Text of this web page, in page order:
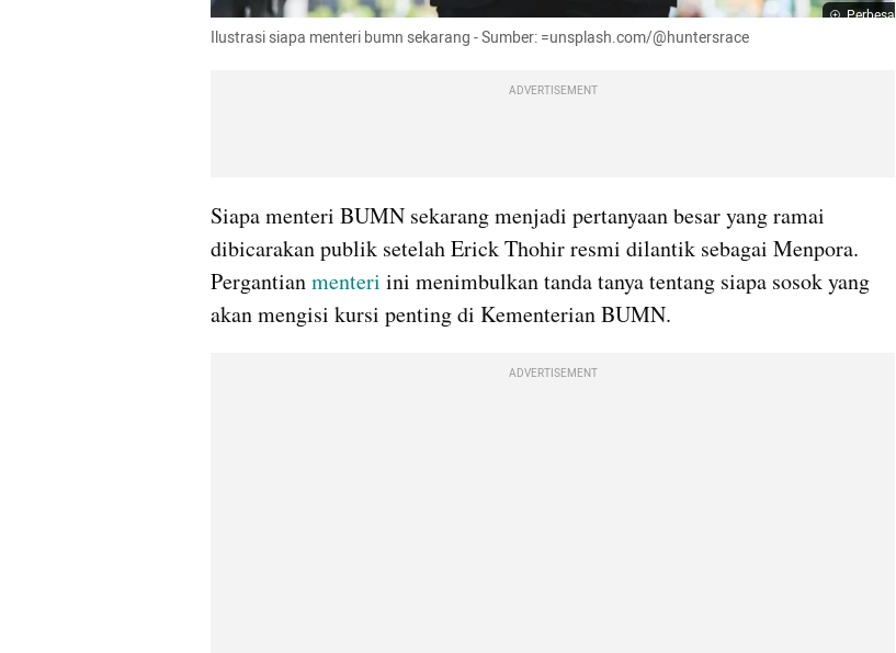
Perbesar
Ilustrasi siapa menteri bumn sekarang - Sumber: =unsplash.com/@huntersrace
ADVERTISEMENT
Siapa menteri BUMN sekarang menjadi pertanyaan besar yang ramai
dibicarakan publik setelah Erick Thohir resmi dilantik sebagai Menpora.
Pergantian menteri ini menimbulkan tanda tanya tentang siapa sosok yang
akan mengisi kursi penting di Kementerian BUMN.
ADVERTISEMENT